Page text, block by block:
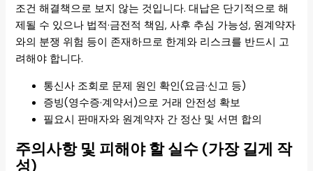
조건 해결책으로 보지 않는 것입니다. 대납은 단기적으로 해
제될 수 있으나 법적·금전적 책임, 사후 추심 가능성, 원계약자
와의 분쟁 위험 등이 존재하므로 한계와 리스크를 반드시 고
려해야 합니다.
통신사 조회로 문제 원인 확인(요금·신고 등)
증빙(영수증·계약서)으로 거래 안전성 확보
필요시 판매자와 원계약자 간 정산 및 서면 합의
주의사항 및 피해야 할 실수 (가장 길게 작
성)